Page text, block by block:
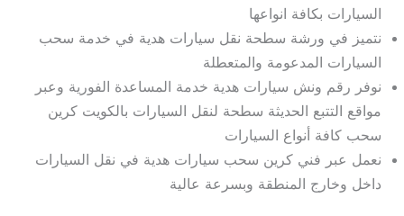
السيارات بكافة انواعها
نتميز في ورشة سطحة نقل سيارات هدية في خدمة سحب
السيارات المدعومة والمتعطلة
نوفر رقم ونش سيارات هدية خدمة المساعدة الفورية وعبر
مواقع التتبع الحديثة سطحة لنقل السيارات بالكويت كرين
سحب كافة أنواع السيارات
نعمل عبر فني كرين سحب سيارات هدية في نقل السيارات
داخل وخارج المنطقة وبسرعة عالية